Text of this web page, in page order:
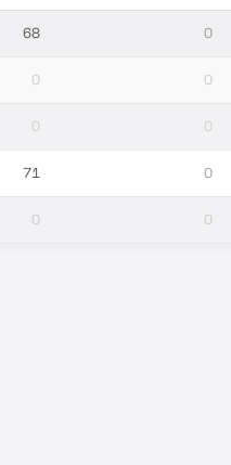
68 0
0 0
0 0
71 0
0 0